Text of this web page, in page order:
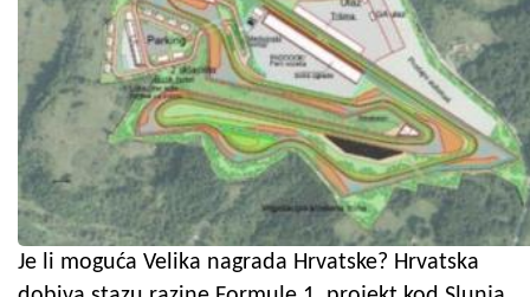
Je li moguća Velika nagrada Hrvatske? Hrvatska